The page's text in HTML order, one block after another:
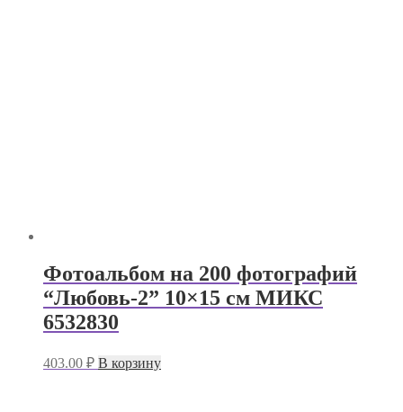
Фотоальбом на 200 фотографий
“Любовь-2” 10×15 см МИКС
6532830
403.00 ₽ В корзину